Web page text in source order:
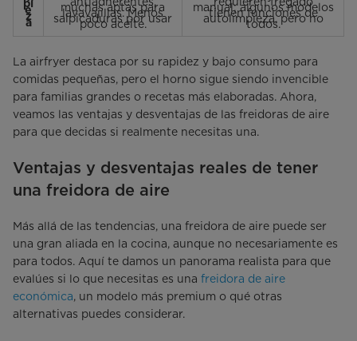
pi
e
z
a
muchas aptas para
lavavajillas. Menos
salpicaduras por usar
poco aceite.
manual; algunos modelos
tienen funciones de
autolimpieza, pero no
todos.
La airfryer destaca por su rapidez y bajo consumo para
comidas pequeñas, pero el horno sigue siendo invencible
para familias grandes o recetas más elaboradas. Ahora,
veamos las ventajas y desventajas de las freidoras de aire
para que decidas si realmente necesitas una.
Ventajas y desventajas reales de tener
una freidora de aire
Más allá de las tendencias, una freidora de aire puede ser
una gran aliada en la cocina, aunque no necesariamente es
para todos. Aquí te damos un panorama realista para que
evalúes si lo que necesitas es una freidora de aire
económica, un modelo más premium o qué otras
alternativas puedes considerar.